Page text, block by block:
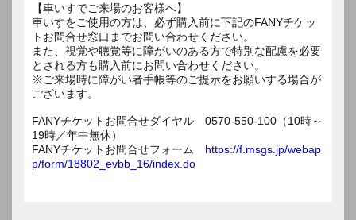
【車いすでご来場のお客様へ】
車いすをご使用の方は、必ず購入前に下記のFANYチケッ
トお問合せ窓口までお問い合わせください。
また、視覚や聴覚等に障がいのある方で特別な配慮を必要
とされる方も購入前にお問い合わせください。
※ご来場時に障がい者手帳等のご提示をお願いする場合が
ございます。
FANYチケットお問合せダイヤル 0570-550-100（10時～
19時／年中無休）
FANYチケットお問合せフォーム https://f.msgs.jp/webap
p/form/18802_evbb_16/index.do